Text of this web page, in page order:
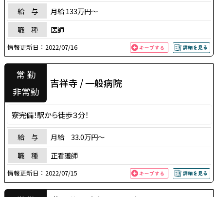
給 与
月給 133万円〜
職 種
医師
情報更新日： 2022/07/16
常 勤
非常勤
吉祥寺 / 一般病院
寮完備！駅から徒歩３分！
給 与
月給 33.0万円～
職 種
正看護師
情報更新日： 2022/07/15